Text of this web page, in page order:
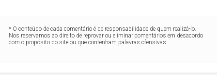
* O conteúdo de cada comentário é de responsabilidade de quem realizá-lo.
Nos reservamos ao direito de reprovar ou eliminar comentários em desacordo
com o propósito do site ou que contenham palavras ofensivas.